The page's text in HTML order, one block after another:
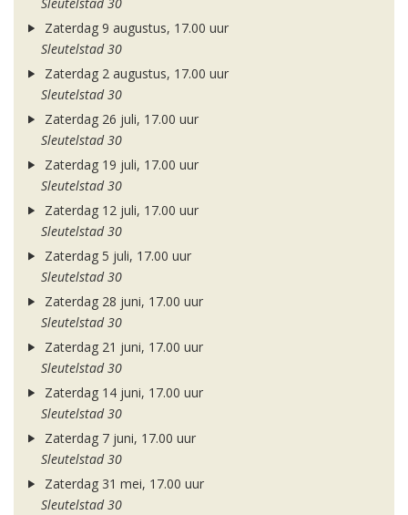
Sleutelstad 30
Zaterdag 9 augustus, 17.00 uur
Sleutelstad 30
Zaterdag 2 augustus, 17.00 uur
Sleutelstad 30
Zaterdag 26 juli, 17.00 uur
Sleutelstad 30
Zaterdag 19 juli, 17.00 uur
Sleutelstad 30
Zaterdag 12 juli, 17.00 uur
Sleutelstad 30
Zaterdag 5 juli, 17.00 uur
Sleutelstad 30
Zaterdag 28 juni, 17.00 uur
Sleutelstad 30
Zaterdag 21 juni, 17.00 uur
Sleutelstad 30
Zaterdag 14 juni, 17.00 uur
Sleutelstad 30
Zaterdag 7 juni, 17.00 uur
Sleutelstad 30
Zaterdag 31 mei, 17.00 uur
Sleutelstad 30